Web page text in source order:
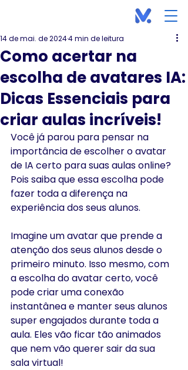
Como acertar na
escolha de avatares IA:
Dicas Essenciais para
criar aulas incríveis!
14 de mai. de 20244 min de leitura
Você já parou para pensar na
importância de escolher o avatar
de IA certo para suas aulas online?
Pois saiba que essa escolha pode
fazer toda a diferença na
experiência dos seus alunos.
Imagine um avatar que prende a
atenção dos seus alunos desde o
primeiro minuto. Isso mesmo, com
a escolha do avatar certo, você
pode criar uma conexão
instantânea e manter seus alunos
super engajados durante toda a
aula. Eles vão ficar tão animados
que nem vão querer sair da sua
sala virtual!